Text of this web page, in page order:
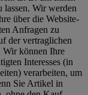
lassen. Wir werden
über die Website-
Anfragen zu
der vertraglichen
Wir können Ihre
Interesses (in
verarbeiten, um
Sie Artikel in